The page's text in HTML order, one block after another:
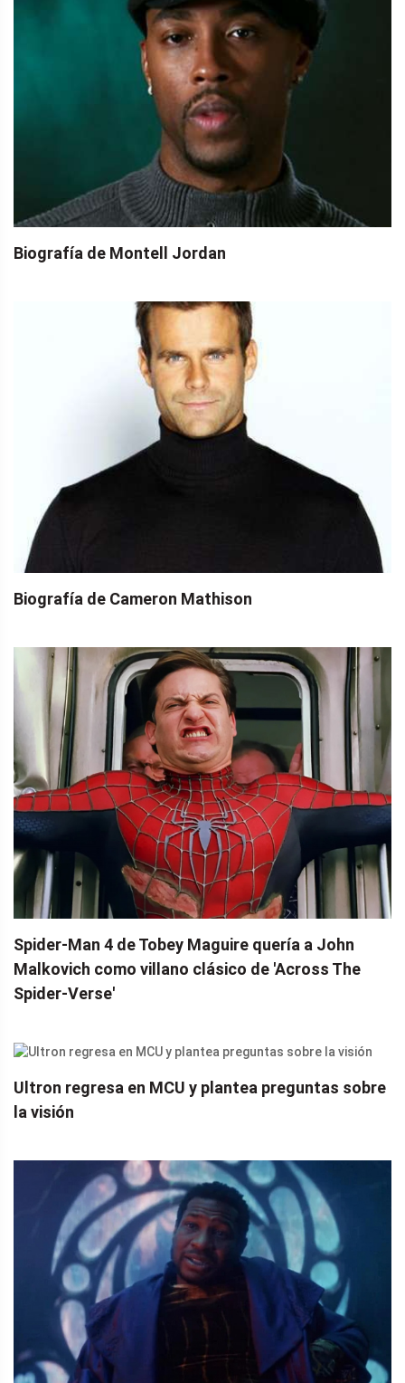
Biografía de Montell Jordan
Biografía de Cameron Mathison
Spider-Man 4 de Tobey Maguire quería a John
Malkovich como villano clásico de 'Across The
Spider-Verse'
Ultron regresa en MCU y plantea preguntas sobre
la visión